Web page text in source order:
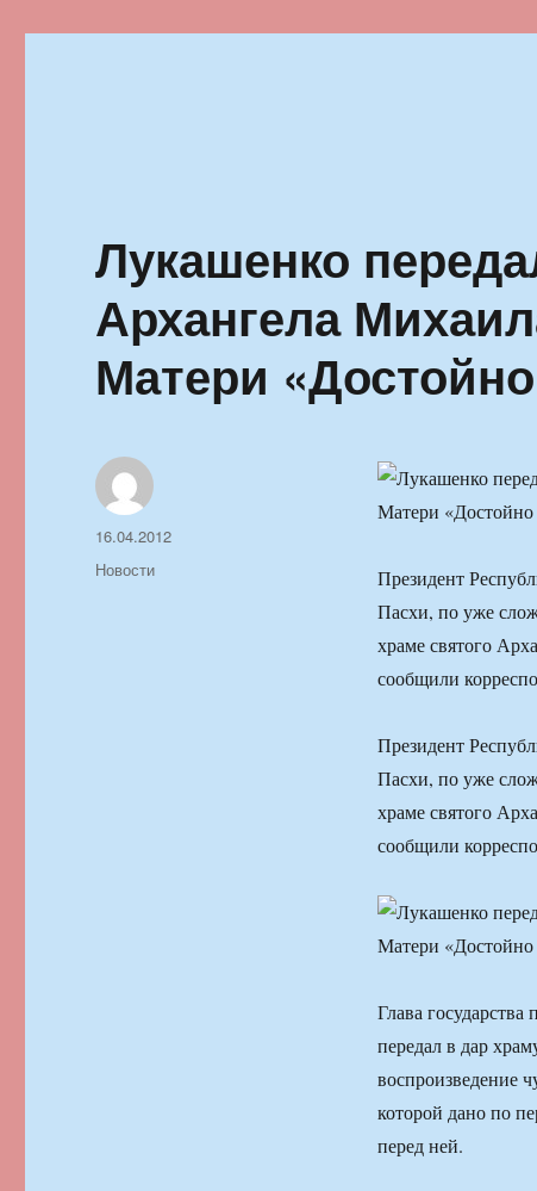
Лукашенко
Архангела
Матери
Президент
Пасхи, по уже
храме святого
сообщили
Президент
Пасхи, по уже
храме святого
сообщили
Глава
передал в дар
воспроизведение
которой дано по
перед ней.
Автор
Опубликовано
16.04.2012
Рубрики
Новости